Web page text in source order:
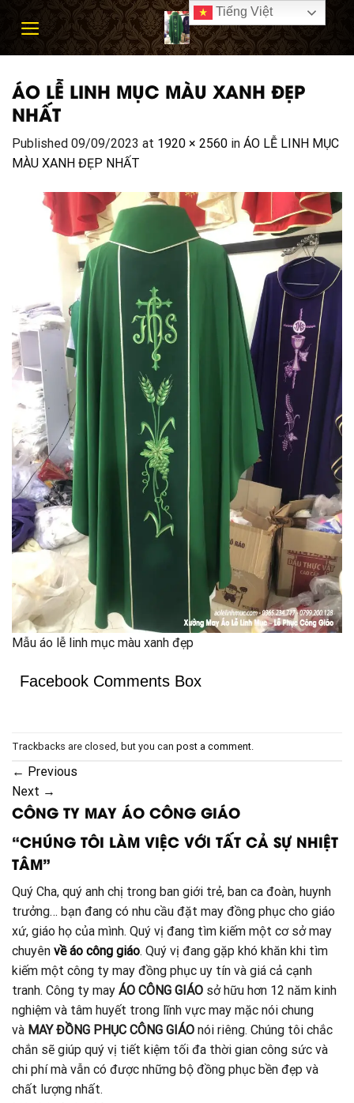
ÁO LỄ LINH MỤC MÀU XANH ĐẸP
NHẤT
Published 09/09/2023 at 1920 × 2560 in ÁO LỄ LINH MỤC
MÀU XANH ĐẸP NHẤT
Mẫu áo lễ linh mục màu xanh đẹp
Facebook Comments Box
Trackbacks are closed, but you can post a comment
← Previous
Next →
CÔNG TY MAY ÁO CÔNG GIÁO
“CHÚNG TÔI LÀM VIỆC VỚI TẤT CẢ SỰ NHIỆT
TÂM”
Quý Cha, quý anh chị trong ban giới trẻ, ban ca đoàn, huynh
trưởng… bạn đang có nhu cầu đặt may đồng phục cho giáo
xứ, giáo họ của mình. Quý vị đang tìm kiếm một cơ sở may
chuyên về áo công giáo. Quý vị đang gặp khó khăn khi tìm
kiếm một công ty may đồng phục uy tín và giá cả cạnh
tranh. Công ty may ÁO CÔNG GIÁO sở hữu hơn 12 năm kinh
nghiệm và tâm huyết trong lĩnh vực may mặc nói chung
và MAY ĐỒNG PHỤC CÔNG GIÁO nói riêng. Chúng tôi chắc
chắn sẽ giúp quý vị tiết kiệm tối đa thời gian công sức và
chi phí mà vẫn có được những bộ đồng phục bền đẹp và
chất lượng nhất.
Tiếng Việt